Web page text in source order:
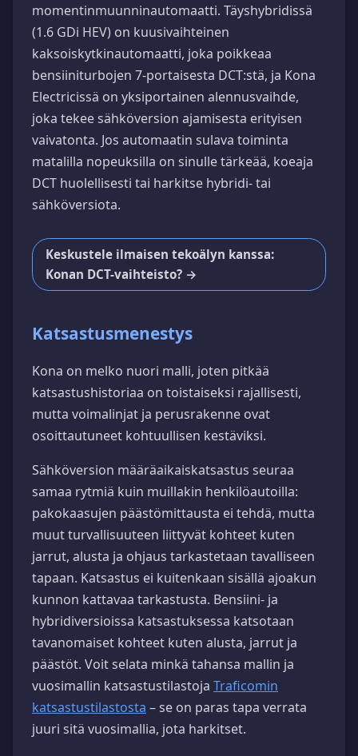
momentinmuunninautomaatti. Täyshybridissä
(1.6 GDi HEV) on kuusivaihteinen
kaksoiskytkinautomaatti, joka poikkeaa
bensiiniturbojen 7-portaisesta DCT:stä, ja Kona
Electricissä on yksiportainen alennusvaihde,
joka tekee sähköversion ajamisesta erityisen
vaivatonta. Jos automaatin sulava toiminta
matalilla nopeuksilla on sinulle tärkeää, koeaja
DCT huolellisesti tai harkitse hybridi- tai
sähköversiota.
Keskustele ilmaisen tekoälyn kanssa:
Konan DCT-vaihteisto? →
Katsastusmenestys
Kona on melko nuori malli, joten pitkää
katsastushistoriaa on toistaiseksi rajallisesti,
mutta voimalinjat ja perusrakenne ovat
osoittautuneet kohtuullisen kestäviksi.
Sähköversion määräaikaiskatsastus seuraa
samaa rytmiä kuin muillakin henkilöautoilla:
pakokaasujen päästömittausta ei tehdä, mutta
muut turvallisuuteen liittyvät kohteet kuten
jarrut, alusta ja ohjaus tarkastetaan tavalliseen
tapaan. Katsastus ei kuitenkaan sisällä ajoakun
kunnon kattavaa tarkastusta. Bensiini- ja
hybridiversioissa katsastuksessa katsotaan
tavanomaiset kohteet kuten alusta, jarrut ja
päästöt. Voit selata minkä tahansa mallin ja
vuosimallin katsastustilastoja Traficomin
katsastustilastosta – se on paras tapa verrata
juuri sitä vuosimallia, jota harkitset.